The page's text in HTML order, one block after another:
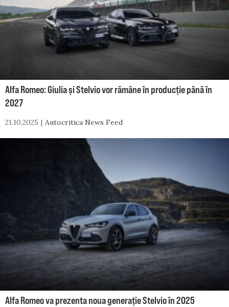
Alfa Romeo: Giulia și Stelvio vor rămâne în producție până în
2027
21.10.2025 Autocritica News Feed
Alfa Romeo va prezenta noua generație Stelvio în 2025